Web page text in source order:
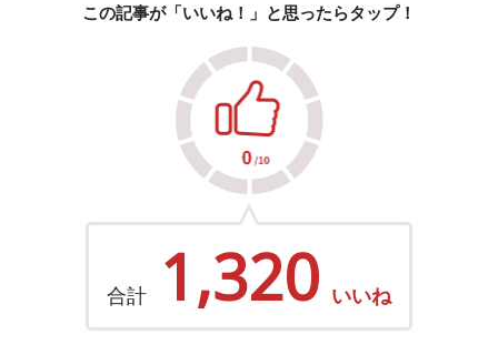
この記事が「いいね！」と思ったらタップ！
合計 1,320 いいね